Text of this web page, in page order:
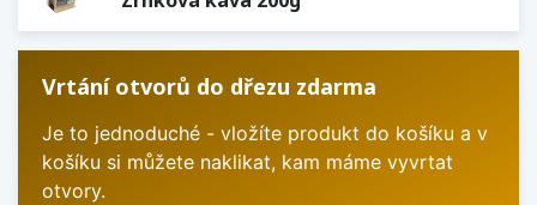
Vrtání otvorů do dřezu zdarma
Je to jednoduché - vložíte produkt do košíku a v
košíku si můžete naklikat, kam máme vyvrtat
otvory.